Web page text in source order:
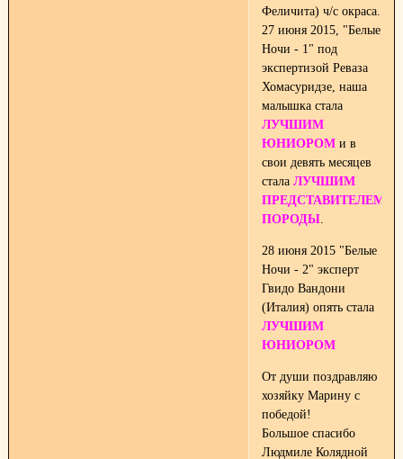
Феличита) ч/с окраса.
27 июня 2015, "Белые
Ночи - 1" под
экспертизой Реваза
Хомасуридзе, наша
малышка стала
ЛУЧШИМ
ЮНИОРОМи в
свои девять месяцев
сталаЛУЧШИМ
ПРЕДСТАВИТЕЛЕМ
ПОРОДЫ.
28 июня 2015 "Белые
Ночи - 2" эксперт
Гвидо Вандони
(Италия) опять стала
ЛУЧШИМ
ЮНИОРОМ
От души поздравляю
хозяйку Марину с
победой!
Большое спасибо
Людмиле Колядной